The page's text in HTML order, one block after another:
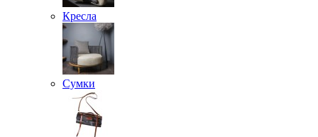
Кресла
Сумки